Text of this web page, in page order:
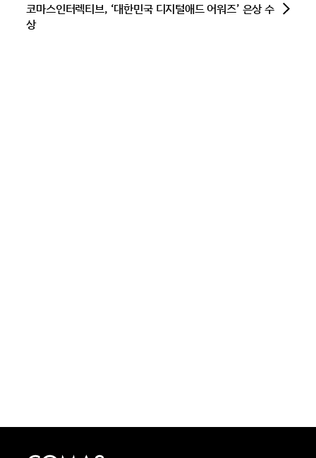
코마스인터렉티브, ‘대한민국 디지털애드 어워즈’ 은상 수
상